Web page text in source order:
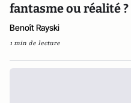
fantasme ou réalité ?
Benoît Rayski
1 min de lecture